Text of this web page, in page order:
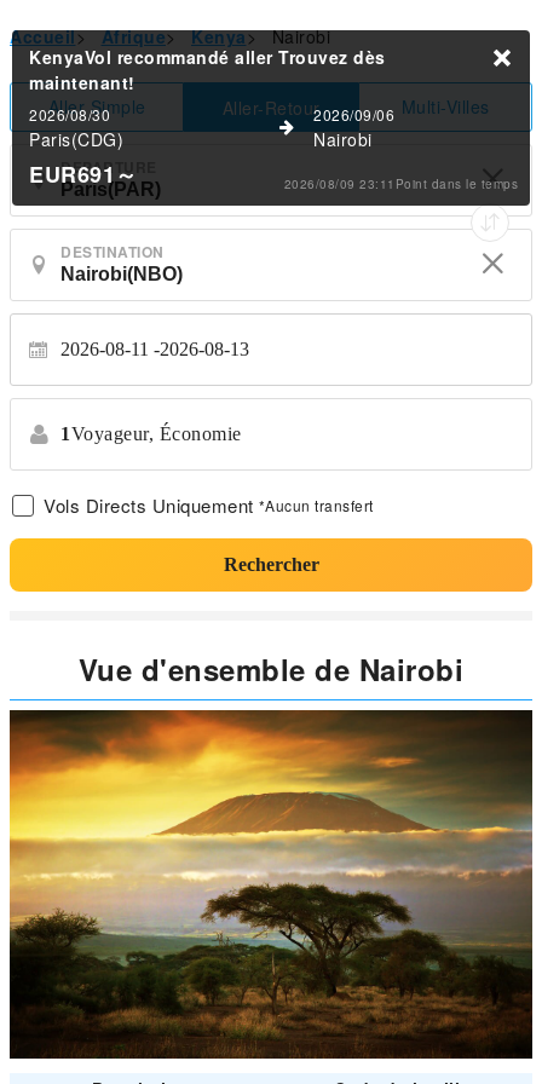
Accueil> Afrique> Kenya> Nairobi
Aller Simple Aller-Retour Multi-Villes
DEPARTURE
DESTINATION
2026-08-11 2026-08-13
1Voyageur, Économie
Vols Directs Uniquement *Aucun transfert
Rechercher
KenyaVol recommandé allerTrouvez dès
maintenant!
2026/08/30
Paris(CDG)
2026/09/06
Nairobi
EUR691～ 2026/08/09 23:11Point dans le temps
Vue d'ensemble de Nairobi